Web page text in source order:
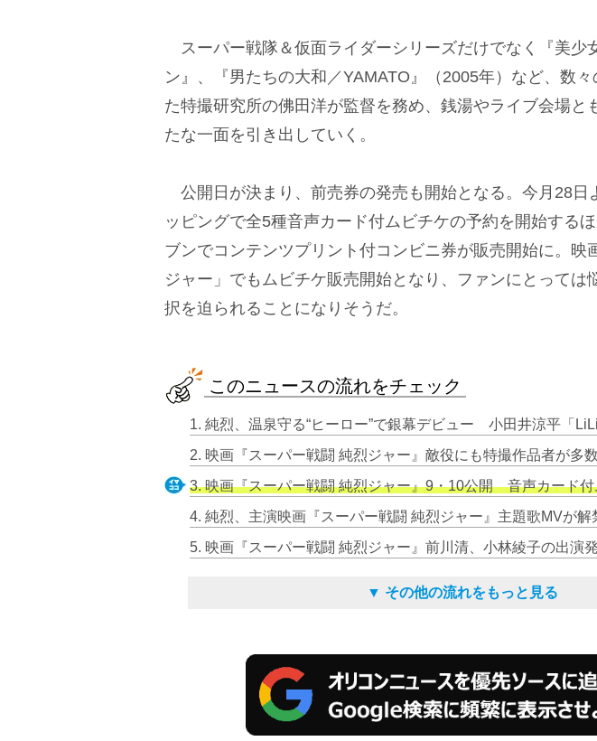
スーパー戦隊＆仮面ライダーシリーズだけでなく『美少
ン』、『男たちの大和／YAMATO』（2005年）など、数
た特撮研究所の佛田洋が監督を務め、銭湯やライブ会場と
たな一面を引き出していく。
公開日が決まり、前売券の発売も開始となる。今月28日
ッピングで全5種音声カード付ムビチケの予約を開始する
ブンでコンテンツプリント付コンビニ券が販売開始に。映
ジャー」でもムビチケ販売開始となり、ファンにとっては
択を迫られることになりそうだ。
このニュースの流れをチェック
2. 映画『スーパー戦闘 純烈ジャー』敵役にも特撮作品者が多
3. 映画『スーパー戦闘 純烈ジャー』9・10公開 音声カード
4. 純烈、主演映画『スーパー戦闘 純烈ジャー』主題歌MVが解
5. 映画『スーパー戦闘 純烈ジャー』前川清、小林綾子の出演
▼ その他の流れをもっと見る